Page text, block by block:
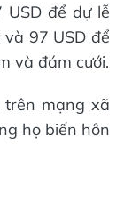
để dự lễ
97 USD để
và đám cưới.
mạng xã
họ biến hôn